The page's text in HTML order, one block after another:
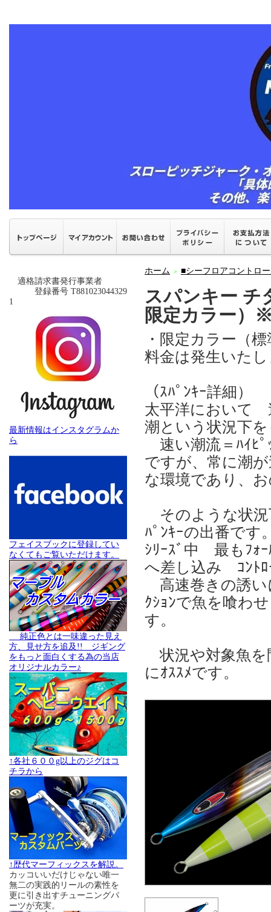
適格請求書発行事業者
登録番号 T881023044329
1
最新情報はインスタグラムか
ら
フェイスブックに登録してい
なくてもご覧いただけます。
純正色とは一味違った見え
方、見せ方を追及!! ジギング
をもっと面白くする為の当店
オリジナルカラー♪
↑各社６００g以上のジグはコ
チラから
↑歴代マーフィックスを解説。
カッコいいだけじゃない唯一
無二の実践的リールの素性を
更に引き出すチューニングパ
ーツが充実。
ホーム ＞ ■シーフロアコントロ
スパンキー チ
限定カラー）
・限定カラー（
料金は発生いた
（ｽﾊﾟﾝｷｰ詳細）
太平洋において
潮という状況下
速い潮流＝ﾊｲﾋ
ですが、常に潮
な環境であり、
そのような状況
ﾊﾟﾝｷｰの出番です
ｼﾘｰｽﾞ中 最もﾌｫ
へ差し込み ｺﾝﾄﾛ
高速巻きの誘い
ｸｼｮﾝで魚を喰わ
す。
状況や対象魚を
にｵｽｽﾒです。